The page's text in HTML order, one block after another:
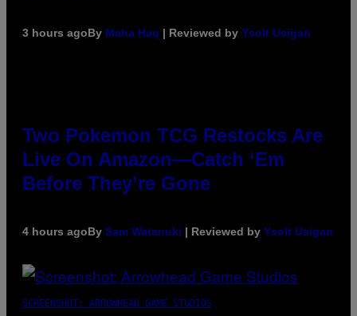
3 hours agoBy Maha Haq | Reviewed by Ysolt Usigan
Two Pokemon TCG Restocks Are
Live On Amazon—Catch ‘Em
Before They’re Gone
4 hours agoBy Sam Watanuki | Reviewed by Ysolt Usigan
SCREENSHOT: ARROWHEAD GAME STUDIOS